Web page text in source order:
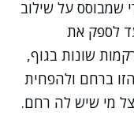
שמבוסס על שילוב
לספק את
שונות בגוף,
ברחם ולהפחית
מי שיש לה רחם.